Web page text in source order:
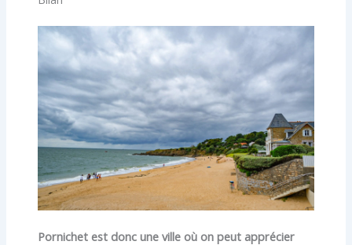
Pornichet est donc une ville où on peut apprécier